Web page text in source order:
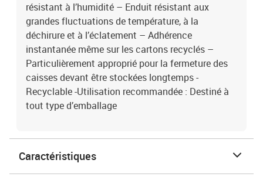
résistant à l’humidité – Enduit résistant aux
grandes fluctuations de température, à la
déchirure et à l’éclatement – Adhérence
instantanée même sur les cartons recyclés –
Particulièrement approprié pour la fermeture des
caisses devant être stockées longtemps -
Recyclable -Utilisation recommandée : Destiné à
tout type d’emballage
Caractéristiques